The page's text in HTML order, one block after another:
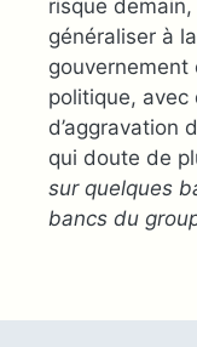
risque
généraliser à
gouvernement
politique, avec
d’aggravation
qui doute de
sur quelques
bancs du